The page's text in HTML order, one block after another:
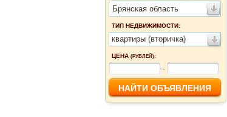
Брянская область
ТИП НЕДВИЖИМОСТИ:
квартиры (вторичка)
ЦЕНА (РУБЛЕЙ):
-